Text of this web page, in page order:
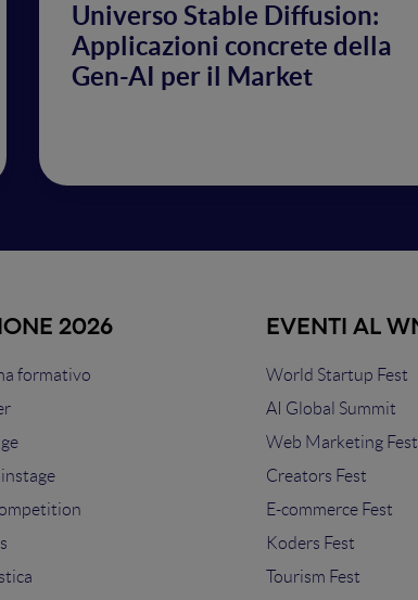
Universo Stable Diffusion:
Applicazioni concrete della
Gen-AI per il Market
2026
formativo
EVENTI AL
World Startup Fest
AI Global Summit
Web Marketing
Creators Fest
E-commerce Fest
Koders Fest
Tourism Fest